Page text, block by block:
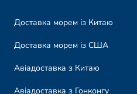
Доставка морем із Китаю
Доставка морем із США
Авіадоставка з Китаю
Авіадоставка з Гонконгу